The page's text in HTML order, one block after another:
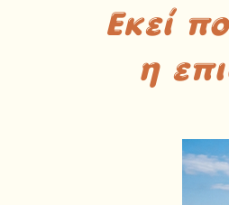
Εκεί
η